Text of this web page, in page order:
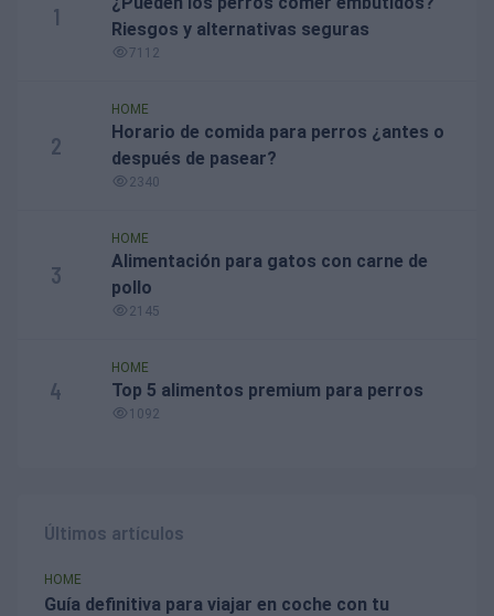
1
Riesgos y alternativas seguras
7112
2
HOME
Horario de comida para perros ¿antes o
después de pasear?
2340
3
HOME
Alimentación para gatos con carne de
pollo
2145
4
HOME
Top 5 alimentos premium para perros
1092
Últimos artículos
HOME
Guía definitiva para viajar en coche con tu